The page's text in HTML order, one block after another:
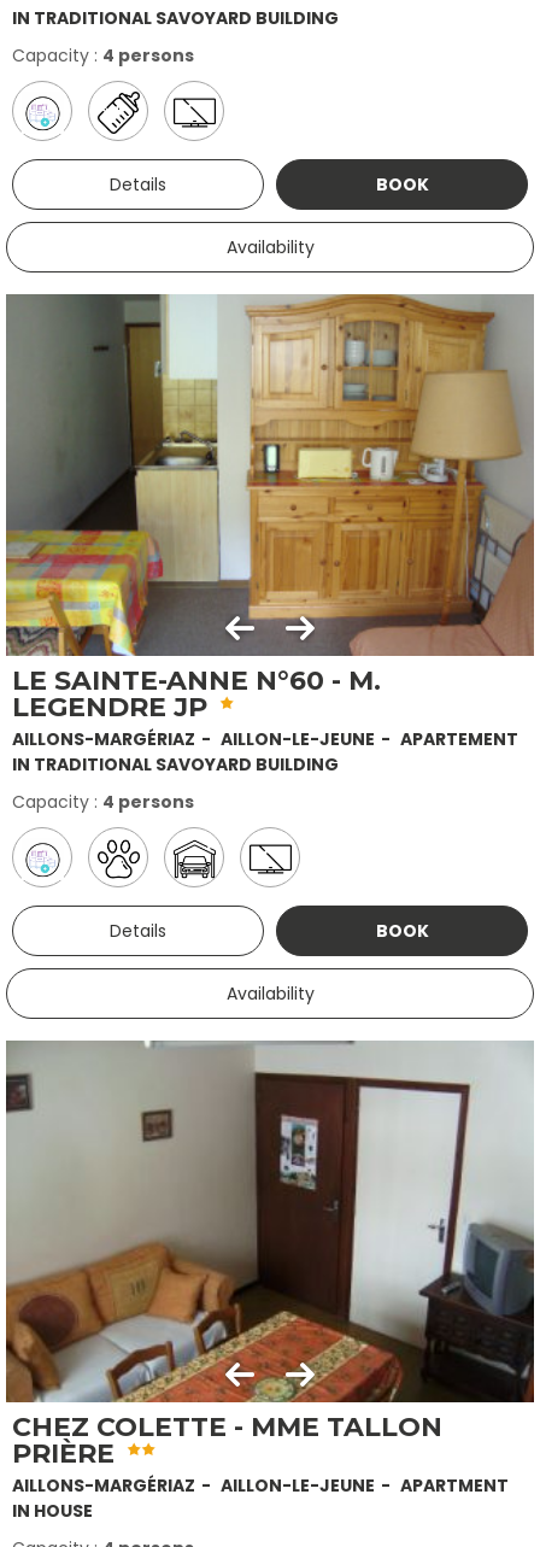
IN TRADITIONAL SAVOYARD BUILDING
Capacity : 4 persons
Details BOOK
Availability
LE SAINTE-ANNE N°60 - M.
LEGENDRE JP
AILLONS-MARGÉRIAZ AILLON-LE-JEUNE
APARTEMENT
IN TRADITIONAL SAVOYARD BUILDING
Capacity : 4 persons
Details BOOK
Availability
CHEZ COLETTE - MME TALLON
PRIÈRE
AILLONS-MARGÉRIAZ AILLON-LE-JEUNE
APARTMENT
IN HOUSE